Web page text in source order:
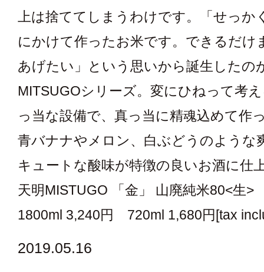
上は捨ててしまうわけです。「せっか
にかけて作ったお米です。できるだけ
あげたい」という思いから誕生したの
MITSUGOシリーズ。変にひねって考
っ当な設備で、真っ当に精魂込めて作
青バナナやメロン、白ぶどうのような
キュートな酸味が特徴の良いお酒に仕
天明MISTUGO 「金」 山廃純米80<生>
1800ml 3,240円 720ml 1,680円[tax
2019.05.16